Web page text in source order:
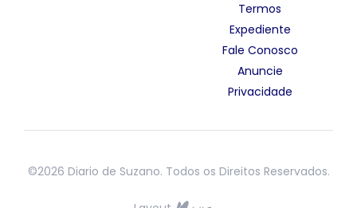
Termos
Expediente
Fale Conosco
Anuncie
Privacidade
©2026 Diario de Suzano. Todos os Direitos Reservados.